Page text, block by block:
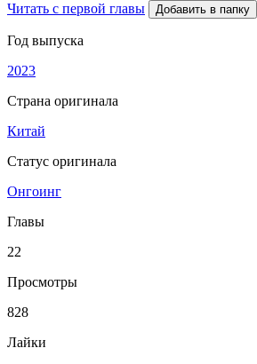
Читать с первой главы Добавить в папку
Год выпуска
2023
Страна оригинала
Китай
Статус оригинала
Онгоинг
Главы
22
Просмотры
828
Лайки